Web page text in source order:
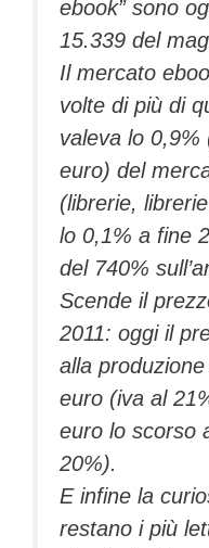
ebook” sono
15.339 del
Il mercato
volte di più di
valeva lo 0,9%
euro) del
(librerie,
lo 0,1% a fine
del 740%
Scende il
2011: oggi il
alla
euro (iva al
euro lo scorso
20%).
E infine la
restano i più